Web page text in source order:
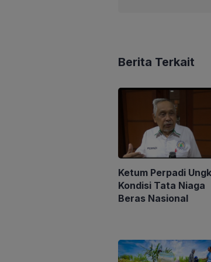
Berita Terkait
Ketum Perpadi
Kondisi Tata Niaga
Beras Nasional